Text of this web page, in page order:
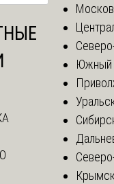
Южный